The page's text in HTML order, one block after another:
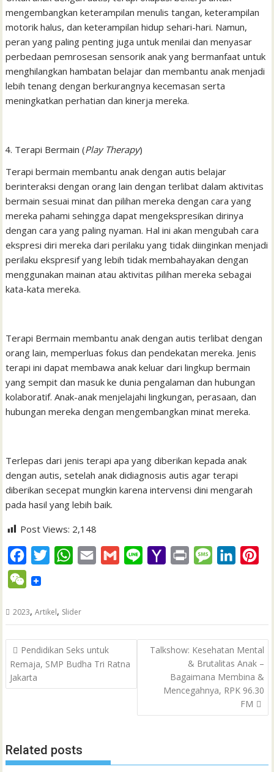
mengembangkan keterampilan menulis tangan, keterampilan
motorik halus, dan keterampilan hidup sehari-hari. Namun,
peran yang paling penting juga untuk menilai dan menyasar
perbedaan pemrosesan sensorik anak yang bermanfaat untuk
menghilangkan hambatan belajar dan membantu anak menjadi
lebih tenang dengan berkurangnya kecemasan serta
meningkatkan perhatian dan kinerja mereka.
Terapi Bermain (Play Therapy)
Terapi bermain membantu anak dengan autis belajar
berinteraksi dengan orang lain dengan terlibat dalam aktivitas
bermain sesuai minat dan pilihan mereka dengan cara yang
mereka pahami sehingga dapat mengekspresikan dirinya
dengan cara yang paling nyaman. Hal ini akan mengubah cara
ekspresi diri mereka dari perilaku yang tidak diinginkan menjadi
perilaku ekspresif yang lebih tidak membahayakan dengan
menggunakan mainan atau aktivitas pilihan mereka sebagai
kata-kata mereka.
Terapi Bermain membantu anak dengan autis terlibat dengan
orang lain, memperluas fokus dan pendekatan mereka. Jenis
terapi ini dapat membawa anak keluar dari lingkup bermain
yang sempit dan masuk ke dunia pengalaman dan hubungan
kolaboratif. Anak-anak menjelajahi lingkungan, perasaan, dan
hubungan mereka dengan mengembangkan minat mereka.
Terlepas dari jenis terapi apa yang diberikan kepada anak
dengan autis, setelah anak didiagnosis autis agar terapi
diberikan secepat mungkin karena intervensi dini mengarah
pada hasil yang lebih baik.
Post Views: 2,148
a
e
b
o
o
k
t
t
e
r
W
t
s
A
p
l
G
l
o
M
t
M
a
g
e
e
d
I
n
e
r
e
s
t
W
C
a
t
2023,Artikel, Slider
Post
navigation
Pendidikan Seks untuk
Remaja, SMP Budha Tri Ratna
Jakarta
Talkshow: Kesehatan Mental
& Brutalitas Anak –
Bagaimana Membina &
Mencegahnya, RPK 96.30
FM
Related posts